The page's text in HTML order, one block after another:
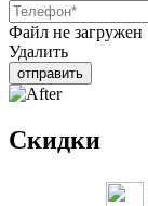
Файл не загружен
Удалить
отправить
Скидки